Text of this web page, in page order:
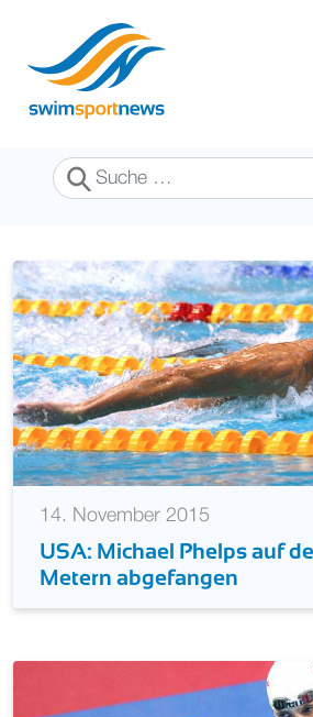
Suchen
14. November 2015
USA: Michael Phelps auf
Metern abgefangen